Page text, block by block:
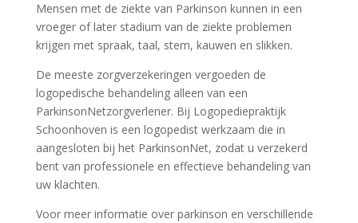
Mensen met de ziekte van Parkinson kunnen in een
vroeger of later stadium van de ziekte problemen
krijgen met spraak, taal, stem, kauwen en slikken.
De meeste zorgverzekeringen vergoeden de
logopedische behandeling alleen van een
ParkinsonNetzorgverlener. Bij Logopediepraktijk
Schoonhoven is een logopedist werkzaam die in
aangesloten bij het ParkinsonNet, zodat u verzekerd
bent van professionele en effectieve behandeling van
uw klachten.
Voor meer informatie over parkinson en verschillende